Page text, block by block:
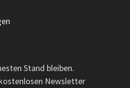
Stand bleiben.
Newsletter